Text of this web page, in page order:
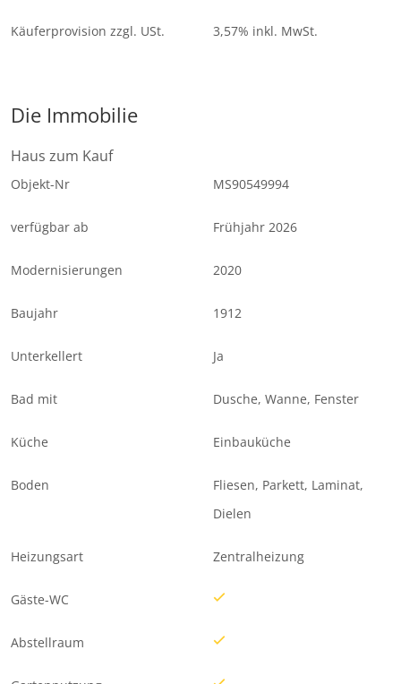
Käuferprovision zzgl. USt. 3,57% inkl. MwSt.
Die Immobilie
Haus zum Kauf
Objekt-Nr MS90549994
verfügbar ab Frühjahr 2026
Modernisierungen 2020
Baujahr 1912
Unterkellert Ja
Bad mit Dusche, Wanne, Fenster
Küche Einbauküche
Boden
Fliesen, Parkett, Laminat,
Dielen
Heizungsart Zentralheizung
Gäste-WC
Abstellraum